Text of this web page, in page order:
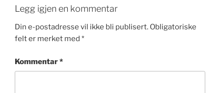
Legg igjen en kommentar
Din e-postadresse vil ikke bli publisert. Obligatoriske
felt er merket med *
Kommentar*